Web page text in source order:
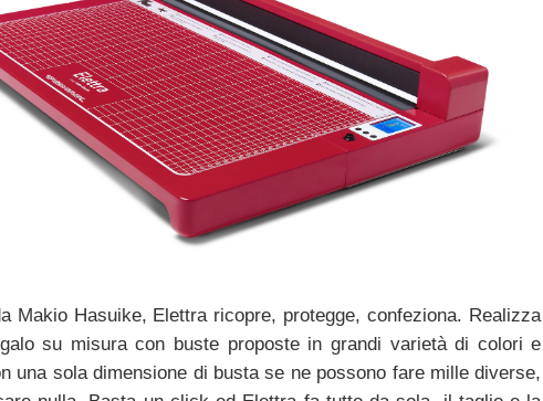
Makio Hasuike, Elettra ricopre, protegge, confeziona. Realizza
su misura con buste proposte in grandi varietà di colori e
una sola dimensione di busta se ne possono fare mille diverse,